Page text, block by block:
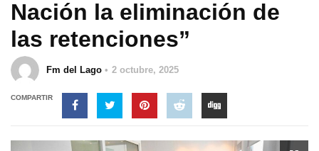
Nación la eliminación de
las retenciones”
Fm del Lago 2 octubre, 2025
COMPARTIR